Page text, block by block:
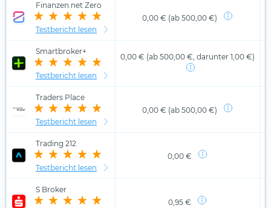
Finanzen.net Zero
Testbericht lesen
0,00 € (ab 500,00 €)
Smartbroker+
Testbericht lesen
0,00 € (ab 500,00 €, darunter 1,00 €)
Traders Place
Testbericht lesen
0,00 € (ab 500,00 €)
Trading 212
Testbericht lesen
0,00 €
S Broker
0,95 €